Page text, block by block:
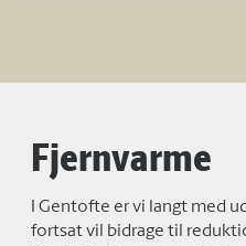
Fjernvarme
I Gentofte er vi langt med
fortsat vil bidrage til